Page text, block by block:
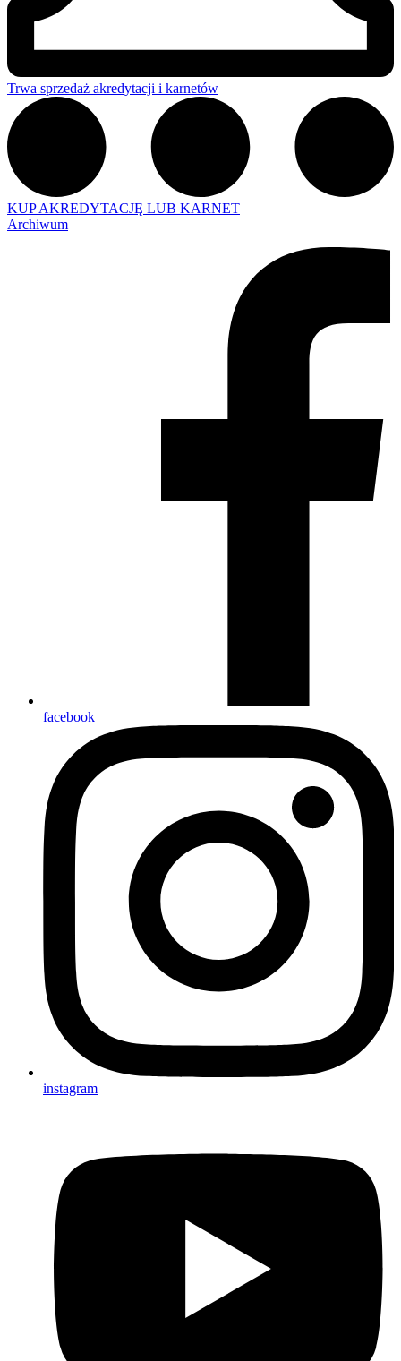
Trwa sprzedaż akredytacji i karnetów
KUP AKREDYTACJĘ LUB KARNET
Archiwum
facebook
instagram